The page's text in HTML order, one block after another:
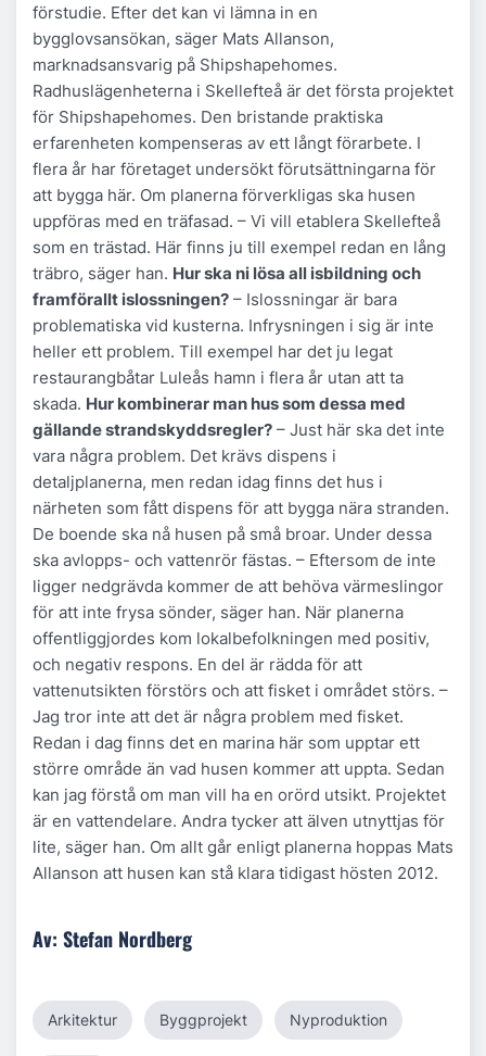
förstudie. Efter det kan vi lämna in en
bygglovsansökan, säger Mats Allanson,
marknadsansvarig på Shipshapehomes.
Radhuslägenheterna i Skellefteå är det första projektet
för Shipshapehomes. Den bristande praktiska
erfarenheten kompenseras av ett långt förarbete. I
flera år har företaget undersökt förutsättningarna för
att bygga här. Om planerna förverkligas ska husen
uppföras med en träfasad. – Vi vill etablera Skellefteå
som en trästad. Här finns ju till exempel redan en lång
träbro, säger han. Hur ska ni lösa all isbildning och
framförallt islossningen? – Islossningar är bara
problematiska vid kusterna. Infrysningen i sig är inte
heller ett problem. Till exempel har det ju legat
restaurangbåtar Luleås hamn i flera år utan att ta
skada. Hur kombinerar man hus som dessa med
gällande strandskyddsregler? – Just här ska det inte
vara några problem. Det krävs dispens i
detaljplanerna, men redan idag finns det hus i
närheten som fått dispens för att bygga nära stranden.
De boende ska nå husen på små broar. Under dessa
ska avlopps- och vattenrör fästas. – Eftersom de inte
ligger nedgrävda kommer de att behöva värmeslingor
för att inte frysa sönder, säger han. När planerna
offentliggjordes kom lokalbefolkningen med positiv,
och negativ respons. En del är rädda för att
vattenutsikten förstörs och att fisket i området störs. –
Jag tror inte att det är några problem med fisket.
Redan i dag finns det en marina här som upptar ett
större område än vad husen kommer att uppta. Sedan
kan jag förstå om man vill ha en orörd utsikt. Projektet
är en vattendelare. Andra tycker att älven utnyttjas för
lite, säger han. Om allt går enligt planerna hoppas Mats
Allanson att husen kan stå klara tidigast hösten 2012.
Av: Stefan Nordberg
Arkitektur Byggprojekt Nyproduktion